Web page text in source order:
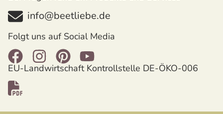
info@beetliebe.de
Folgt uns auf Social Media
EU-Landwirtschaft Kontrollstelle DE-ÖKO-006